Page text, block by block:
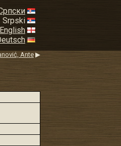
Srpski
English
Ante▶